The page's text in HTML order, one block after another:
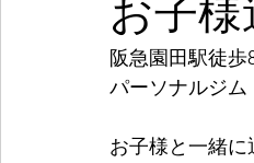
お子
阪急園田駅徒
パーソナルジ
お子様と一緒